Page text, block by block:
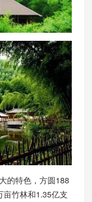
的特色，方圆188
竹林和1.35亿支